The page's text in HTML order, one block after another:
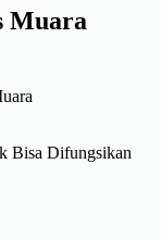
Muara
Bisa Difungsikan